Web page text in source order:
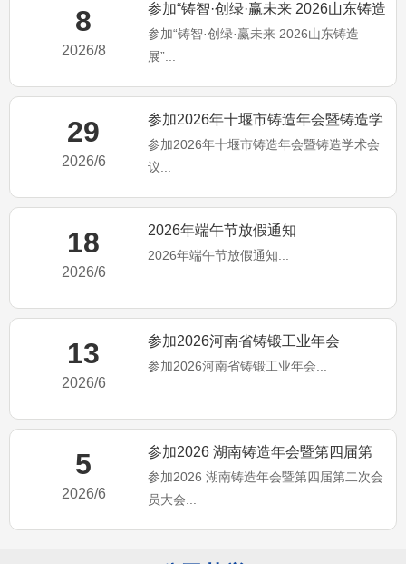
8
2026/8
参加“铸智·创绿·赢未来 2026山东铸造
展”
参加“铸智·创绿·赢未来 2026山东铸造
展”...
29
2026/6
参加2026年十堰市铸造年会暨铸造学
术会议
参加2026年十堰市铸造年会暨铸造学术会
议...
18
2026/6
2026年端午节放假通知
2026年端午节放假通知...
13
2026/6
参加2026河南省铸锻工业年会
参加2026河南省铸锻工业年会...
5
2026/6
参加2026 湖南铸造年会暨第四届第
二次会员大会
参加2026 湖南铸造年会暨第四届第二次会
员大会...